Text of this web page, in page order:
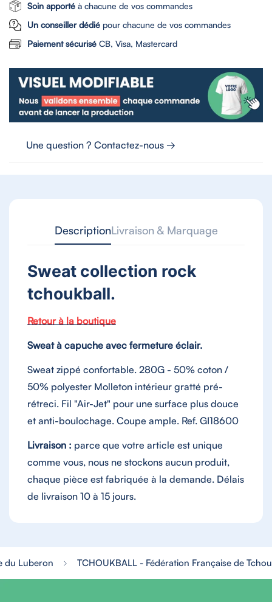
Soin apporté à chacune de vos commandes
Un conseiller dédié pour chacune de vos commandes
Paiement sécurisé CB, Visa, Mastercard
Une question ? Contactez-nous →
DescriptionLivraison & Marquage
Sweat collection rock
tchoukball.
Retour à la boutique
Sweat à capuche avec fermeture éclair.
Sweat zippé confortable. 280G - 50% coton /
50% polyester Molleton intérieur gratté pré-
rétreci. Fil "Air-Jet" pour une surface plus douce
et anti-boulochage. Coupe ample. Ref. GI18600
Livraison : parce que votre article est unique
comme vous, nous ne stockons aucun produit,
chaque pièce est fabriquée à la demande. Délais
de livraison 10 à 15 jours.
du Luberon TCHOUKBALL - Fédération Française de